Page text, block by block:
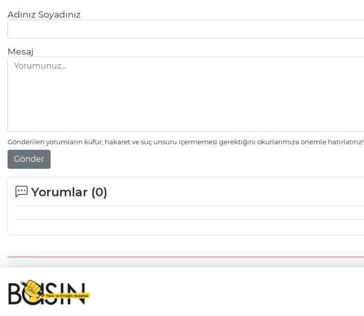
Adınız Soyadınız
Mesaj
Gönderilen yorumların küfür, hakaret ve suç unsuru içermemesi gerektiğini okurlarımıza önemle hatırlatırız!
Gönder
Yorumlar (0)